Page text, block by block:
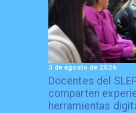
Docentes del
comparten
herramientas
3 de agosto de 2026